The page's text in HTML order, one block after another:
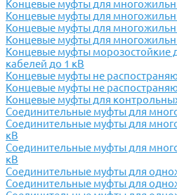
Концевые муфты для
Концевые муфты для
Концевые муфты для
Концевые муфты для
Концевые муфты морозостойкие
кабелей до 1 кВ
Концевые муфты не
Концевые муфты не
Концевые муфты для
Соединительные муфты для
Соединительные муфты для
кВ
Соединительные муфты для
кВ
Соединительные муфты для
Соединительные муфты для